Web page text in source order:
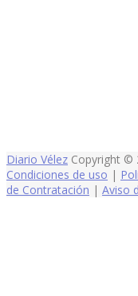
Diario Vélez Copyright ©
Condiciones de uso |
de Contratación | Aviso